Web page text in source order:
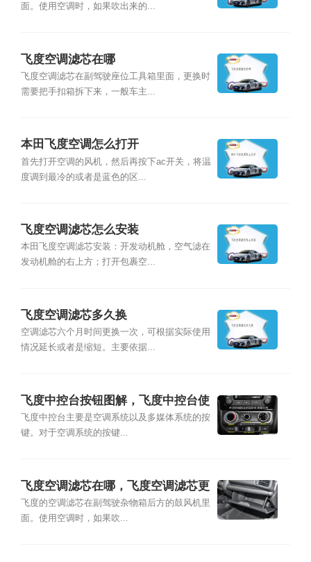
面。使用空调时，如果吹出来的...
飞度空调滤芯在哪
飞度空调滤芯在副驾驶座位工具箱里面，更换时
需要把手扣箱拆下来，一般车主...
本田飞度空调怎么打开
首先打开空调的风机，然后再按下ac开关，将温
度调到最冷的或者是蓝色的区...
飞度空调滤芯怎么安装
本田飞度空调滤芯安装：开发动机舱，空气滤在
发动机舱的右上方；打开包裹空...
飞度空调滤芯多久换
空调滤芯六个月时间更换一次，可根据实际使用
情况延长或者是缩短。主要依据...
飞度中控台按钮图解，飞度中控台使
用说明
飞度中控台主要是空调系统以及多媒体系统的按
键。对于空调系统的按键...
飞度空调滤芯在哪，飞度空调滤芯更
换图解
飞度的空调滤芯在副驾驶杂物箱后方的鼓风机里
面。使用空调时，如果吹...